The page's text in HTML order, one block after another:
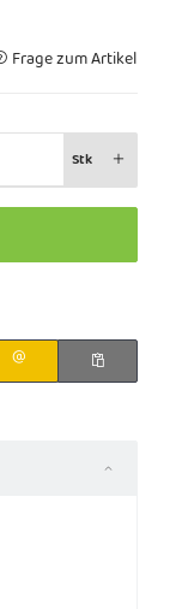
Frage zum Artikel
Stk